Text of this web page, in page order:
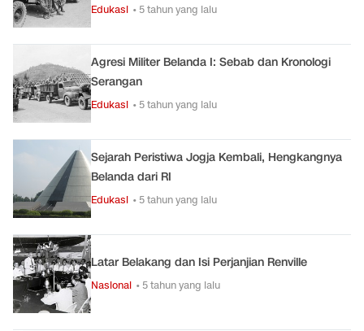
Edukasi • 5 tahun yang lalu
Agresi Militer Belanda I: Sebab dan Kronologi
Serangan
Edukasi • 5 tahun yang lalu
Sejarah Peristiwa Jogja Kembali, Hengkangnya
Belanda dari RI
Edukasi • 5 tahun yang lalu
Latar Belakang dan Isi Perjanjian Renville
Nasional • 5 tahun yang lalu